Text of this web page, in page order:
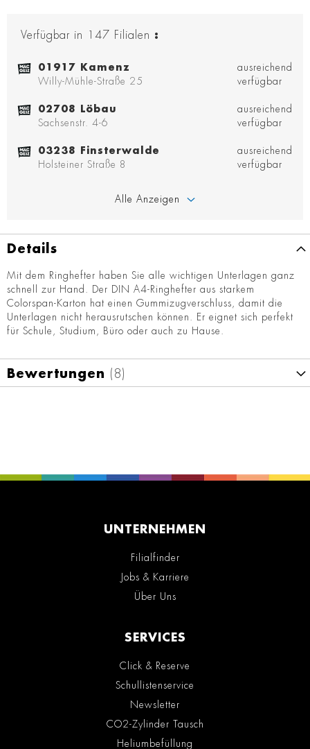
Verfügbar in 147 Filialen :
01917 Kamenz
Willy-Mühle-Straße 25
ausreichend
verfügbar
02708 Löbau
Sachsenstr. 4-6
ausreichend
verfügbar
03238 Finsterwalde
Holsteiner Straße 8
ausreichend
verfügbar
Alle Anzeigen
Details
Mit dem Ringhefter haben Sie alle wichtigen Unterlagen ganz
schnell zur Hand. Der DIN A4-Ringhefter aus starkem
Colorspan-Karton hat einen Gummizugverschluss, damit die
Unterlagen nicht herausrutschen können. Er eignet sich perfekt
für Schule, Studium, Büro oder auch zu Hause.
Bewertungen 8
UNTERNEHMEN
Filialfinder
Jobs & Karriere
Über Uns
SERVICES
Click & Reserve
Schullistenservice
Newsletter
CO2-Zylinder Tausch
Heliumbefüllung